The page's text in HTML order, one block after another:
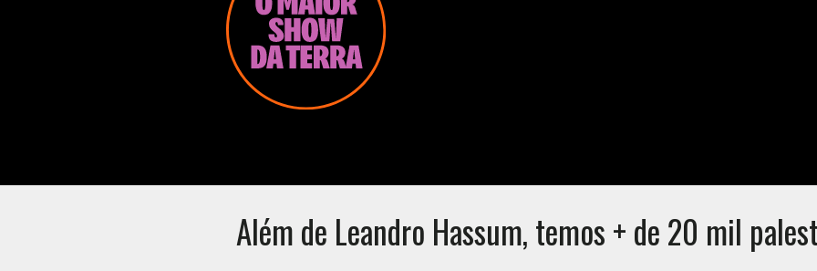
Além de Leandro Hassum, temos + de 20 mil